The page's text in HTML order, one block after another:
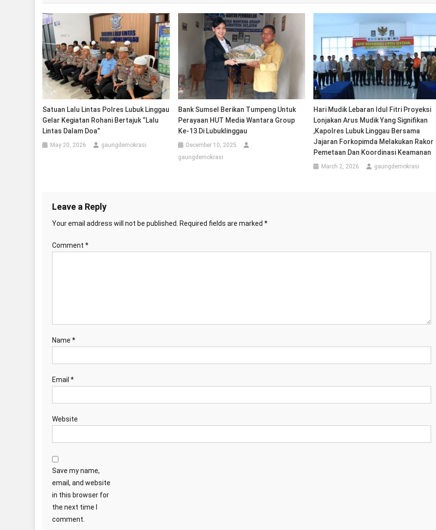
Satuan Lalu Lintas Polres Lubuk Linggau
Gelar Kegiatan Rohani Bertajuk “Lalu
Lintas Dalam Doa”
May 20, 2026 gaungdemokrasi
Bank Sumsel Berikan Tumpeng Untuk
Perayaan HUT Media Wantara Group
Ke-13 Di Lubuklinggau
December 10, 2025
gaungdemokrasi
Hari Mudik Lebaran Idul Fitri Proyeksi
Lonjakan Arus Mudik Yang Signifikan
,Kapolres Lubuk Linggau Bersama
Jajaran Forkopimda Melakukan Rakor
Pemetaan Dan Koordinasi Keamanan
March 2, 2026 gaungdemokrasi
Leave a Reply
Your email address will not be published. Required fields are marked *
Comment *
Name *
Email *
Website
Save my name,
email, and website
in this browser for
the next time I
comment.